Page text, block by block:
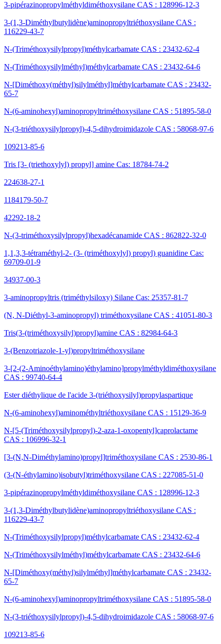
3-pipérazinopropylméthyldiméthoxysilane CAS : 128996-12-3
3-(1,3-Diméthylbutylidène)aminopropyltriéthoxysilane CAS :
116229-43-7
N-(Triméthoxysilylpropyl)méthylcarbamate CAS : 23432-62-4
N-(Triméthoxysilylméthyl)méthylcarbamate CAS : 23432-64-6
N-[Diméthoxy(méthyl)silylméthyl]méthylcarbamate CAS : 23432-
65-7
N-(6-aminohexyl)aminopropyltriméthoxysilane CAS : 51895-58-0
N-(3-triéthoxysilylpropyl)-4,5-dihydroimidazole CAS : 58068-97-6
109213-85-6
Tris [3- (triethoxylyl) propyl] amine Cas: 18784-74-2
224638-27-1
1184179-50-7
42292-18-2
N-(3-triméthoxysilylpropyl)hexadécanamide CAS : 862822-32-0
1,1,3,3-tétraméthyl-2- (3- (triméthoxylyl) propyl) guanidine Cas:
69709-01-9
34937-00-3
3-aminopropyltris (triméthylsiloxy) Silane Cas: 25357-81-7
(N, N-Diéthyl-3-aminopropyl) triméthoxysilane CAS : 41051-80-3
Tris(3-(triméthoxysilyl)propyl)amine CAS : 82984-64-3
3-(Benzotriazole-1-yl)propyltriméthoxysilane
3-[2-(2-Aminoéthylamino)éthylamino]propylméthyldiméthoxysilane
CAS : 99740-64-4
Ester diéthylique de l'acide 3-(triéthoxysilyl)propylaspartique
N-(6-aminohexyl)aminométhyltriéthoxysilane CAS : 15129-36-9
N-[5-(Triméthoxysilylpropyl)-2-aza-1-oxopentyl]caprolactame
CAS : 106996-32-1
[3-(N,N-Diméthylamino)propyl]triméthoxysilane CAS : 2530-86-1
(3-(N-éthylamino)isobutyl)triméthoxysilane CAS : 227085-51-0
3-pipérazinopropylméthyldiméthoxysilane CAS : 128996-12-3
3-(1,3-Diméthylbutylidène)aminopropyltriéthoxysilane CAS :
116229-43-7
N-(Triméthoxysilylpropyl)méthylcarbamate CAS : 23432-62-4
N-(Triméthoxysilylméthyl)méthylcarbamate CAS : 23432-64-6
N-[Diméthoxy(méthyl)silylméthyl]méthylcarbamate CAS : 23432-
65-7
N-(6-aminohexyl)aminopropyltriméthoxysilane CAS : 51895-58-0
N-(3-triéthoxysilylpropyl)-4,5-dihydroimidazole CAS : 58068-97-6
109213-85-6